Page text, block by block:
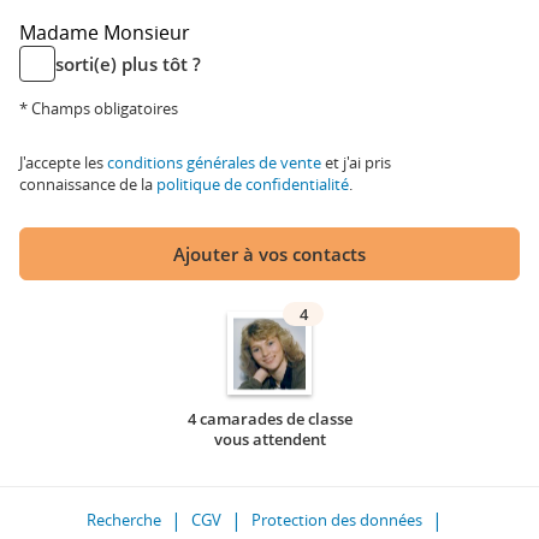
Madame Monsieur
sorti(e) plus tôt ?
* Champs obligatoires
J'accepte lesconditions générales de venteet j'ai pris
connaissance de la politique de confidentialité.
Ajouter à vos contacts
4
4 camarades de classe
vous attendent
Recherche CGV
Protection des données